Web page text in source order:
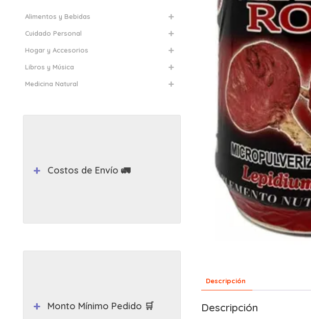
Descripción
Descripción
Alimentos y Bebidas
Cuidado Personal
Hogar y Accesorios
Libros y Música
Medicina Natural
Costos de Envío 🚛
Monto Mínimo Pedido 🛒